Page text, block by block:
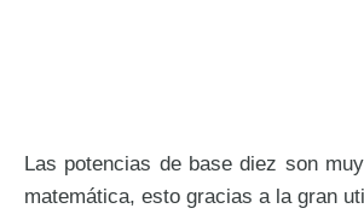
Las potencias de base diez son
matemática, esto gracias a la gran